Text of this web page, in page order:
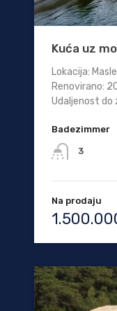
Kuća uz
Lokacija:
Renovirano:
Udaljenost do
Badezimmer
3
Na prodaju